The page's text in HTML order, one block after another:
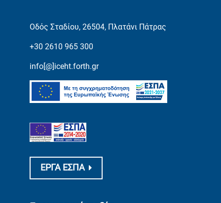
Οδός Σταδίου, 26504, Πλατάνι Πάτρας
+30 2610 965 300
info[@]iceht.forth.gr
ΕΡΓΑ ΕΣΠΑ